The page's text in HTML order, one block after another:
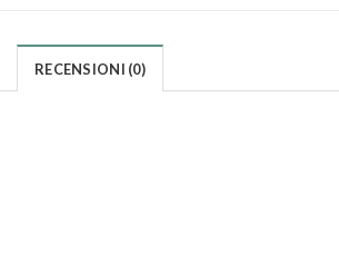
RECENSIONI (0)